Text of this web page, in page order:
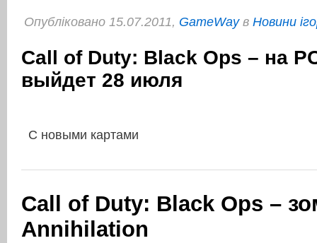
Опубліковано 15.07.2011, GameWayв Новини
Call of Duty: Black Ops – на
выйдет 28 июля
С новыми картами
Call of Duty: Black Ops –
Annihilation